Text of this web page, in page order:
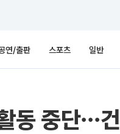
연/출판 스포츠 일반
동 중단⋯